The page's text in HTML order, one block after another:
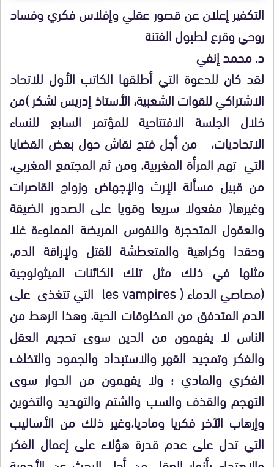
التكفير إعلان عن قصور عقلي وإفلاس فكري وفساد
روحي وقرع لطبول الفتنة
د. محمد إنفي
لقد كان للدعوة التي أطلقها الكاتب الأول للاتحاد
الاشتراكي للقوات الشعبية، الأستاذ إدريس لشكر )من
خلال الجلسة الافتتاحية للمؤتمر السابع للنساء
الاتحاديات، من أجل فتح نقاش حول بعض القضايا
التي تهم المرأة المغربية، ومن ثم المجتمع المغربي،
من قبيل مسألة الإرث والإجهاض وزواج القاصرات
وغيرها( مفعولا سريعا وقويا على الصدور الضيقة
والعقول المتحجرة والنفوس المريضة المملوءة غلا
وحقدا وكراهية والمتعطشة للقتل ولإراقة الدم،
مثلها في ذلك مثل تلك الكائنات الميثولوجية
(مصاصي الدماء ( les vampires التي تتغذى على
الدم المتدفق من المخلوقات الحية. وهذا الرهط من
الناس لا يفهمون من الدين سوى تحجيم العقل
والفكر وتمجيد القهر والاستبداد والجمود والتخلف
الفكري والمادي ؛ ولا يفهمون من الحوار سوى
التهجم والقذف والسب والشتم والتهديد والتخوين
وإرهاب الآخر فكريا وماديا،وغير ذلك من الأساليب
التي تدل على عدم قدرة هؤلاء على إعمال الفكر